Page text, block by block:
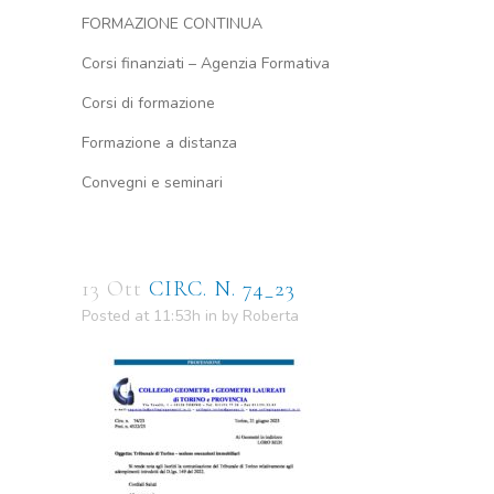
FORMAZIONE CONTINUA
Corsi finanziati – Agenzia Formativa
Corsi di formazione
Formazione a distanza
Convegni e seminari
13 Ott CIRC. N. 74_23
Posted at 11:53h in by Roberta